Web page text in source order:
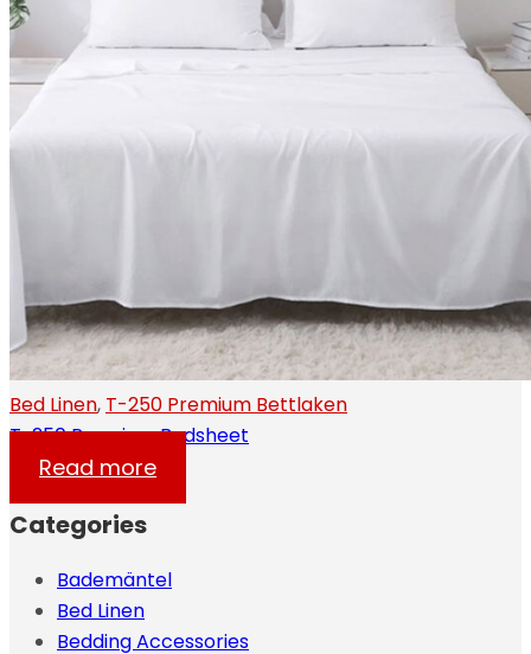
Bed Linen, T-250 Premium Bettlaken
T-250 Premium Bedsheet
Read more
Categories
Bademäntel
Bed Linen
Bedding Accessories